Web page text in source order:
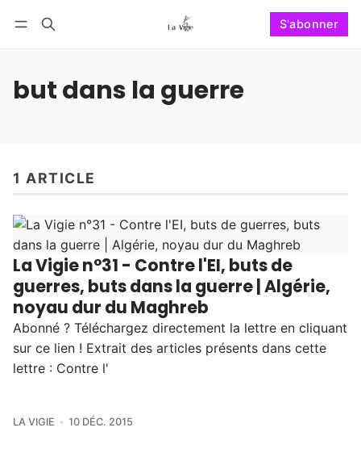
S'abonner
but dans la guerre
1 ARTICLE
La Vigie n°31 - Contre l'EI, buts de
guerres, buts dans la guerre | Algérie,
noyau dur du Maghreb
Abonné ? Téléchargez directement la lettre en cliquant
sur ce lien ! Extrait des articles présents dans cette
lettre : Contre l'
LA VIGIE 10 DÉC. 2015